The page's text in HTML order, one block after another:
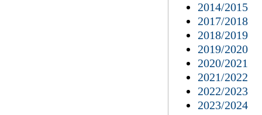
2014/2015
2017/2018
2018/2019
2019/2020
2020/2021
2021/2022
2022/2023
2023/2024